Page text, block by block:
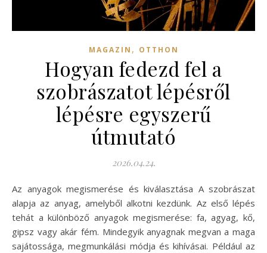
MAGAZIN , OTTHON
Hogyan fedezd fel a
szobrászatot lépésről
lépésre egyszerű
útmutató
2026.04.24.
Az anyagok megismerése és kiválasztása A szobrászat
alapja az anyag, amelyből alkotni kezdünk. Az első lépés
tehát a különböző anyagok megismerése: fa, agyag, kő,
gipsz vagy akár fém. Mindegyik anyagnak megvan a maga
sajátossága, megmunkálási módja és kihívásai. Például az